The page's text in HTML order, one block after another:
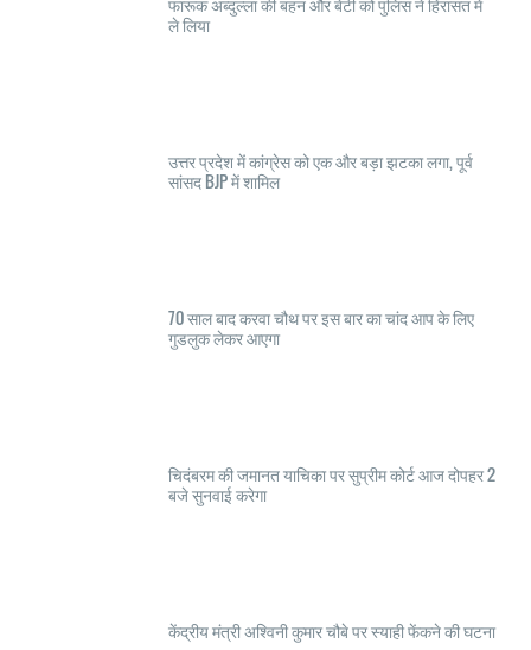
ले लिया
उत्तर प्रदेश में कांग्रेस को एक और बड़ा झटका लगा, पूर्व
सांसद BJP में शामिल
70 साल बाद करवा चौथ पर इस बार का चांद आप के लिए
गुडलुक लेकर आएगा
चिदंबरम की जमानत याचिका पर सुप्रीम कोर्ट आज दोपहर 2
बजे सुनवाई करेगा
केंद्रीय मंत्री अश्विनी कुमार चौबे पर स्याही फेंकने की घटना